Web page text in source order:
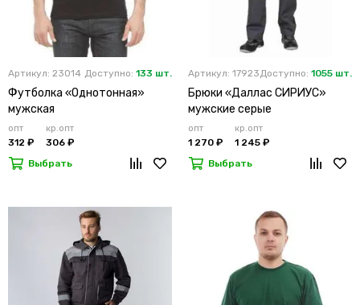
Артикул: 23014 Доступно: 133 шт.
Футболка «Однотонная»
мужская
опт
312 ₽
кр.опт
306 ₽
Выбрать
Артикул: 17923Доступно: 1055 шт.
Брюки «Даллас СИРИУС»
мужские серые
опт
1 270 ₽
кр.опт
1 245 ₽
Выбрать